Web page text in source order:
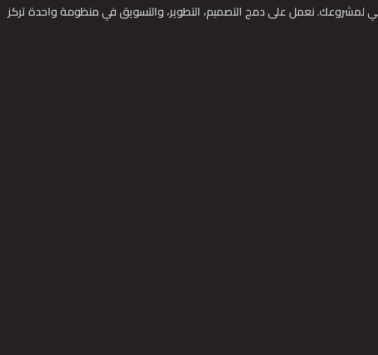
لمشروعك. نعمل على دمج التصميم، التطوير، والتسويق في منظومة واحدة تركز